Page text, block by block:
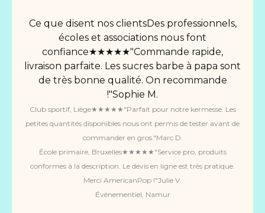
Ce que disent nos clientsDes professionnels,
écoles et associations nous font
confiance★★★★★"Commande rapide,
livraison parfaite. Les sucres barbe à papa sont
de très bonne qualité. On recommande
!"Sophie M.
Club sportif, Liège★★★★★"Parfait pour notre kermesse. Les
petites quantités disponibles nous ont permis de tester avant de
commander en gros."Marc D.
École primaire, Bruxelles★★★★★"Service pro, produits
conformes à la description. Le devis en ligne est très pratique.
Merci AmericanPop !"Julie V.
Événementiel, Namur